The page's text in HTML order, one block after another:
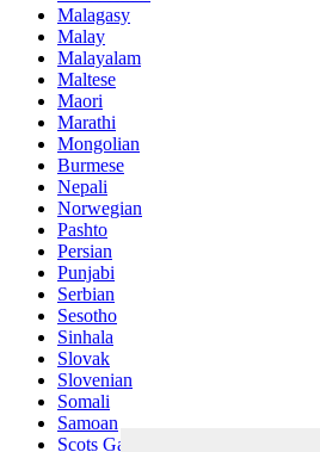
Malagasy
Malay
Malayalam
Maltese
Maori
Marathi
Mongolian
Burmese
Nepali
Norwegian
Pashto
Persian
Punjabi
Serbian
Sesotho
Sinhala
Slovak
Slovenian
Somali
Samoan
Scots Gaelic